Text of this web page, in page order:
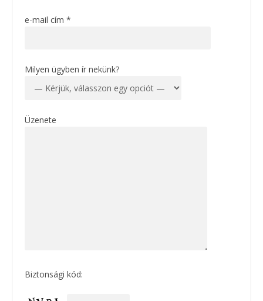
e-mail cím *
Milyen ügyben ír nekünk?
Üzenete
Biztonsági kód: